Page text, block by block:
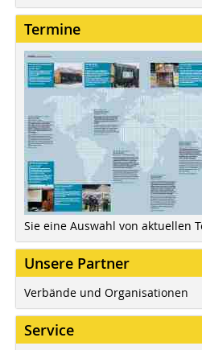
Termine
Sie eine Auswahl von aktuellen
Unsere Partner
Verbände und Organisationen
Service